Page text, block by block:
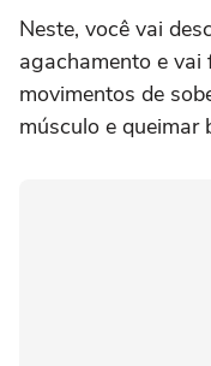
Neste, você vai
agachamento e vai
movimentos de
músculo e queimar